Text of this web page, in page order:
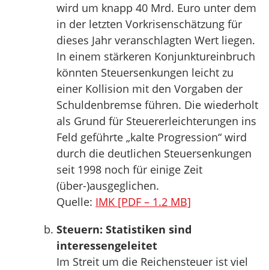
wird um knapp 40 Mrd. Euro unter dem
in der letzten Vorkrisenschätzung für
dieses Jahr veranschlagten Wert liegen.
In einem stärkeren Konjunktureinbruch
könnten Steuersenkungen leicht zu
einer Kollision mit den Vorgaben der
Schuldenbremse führen. Die wiederholt
als Grund für Steuererleichterungen ins
Feld geführte „kalte Progression“ wird
durch die deutlichen Steuersenkungen
seit 1998 noch für einige Zeit
(über-)ausgeglichen.
Quelle: IMK [PDF – 1.2 MB]
Steuern: Statistiken sind
interessengeleitet
Im Streit um die Reichensteuer ist viel